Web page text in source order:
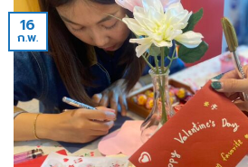
16
ก.พ.